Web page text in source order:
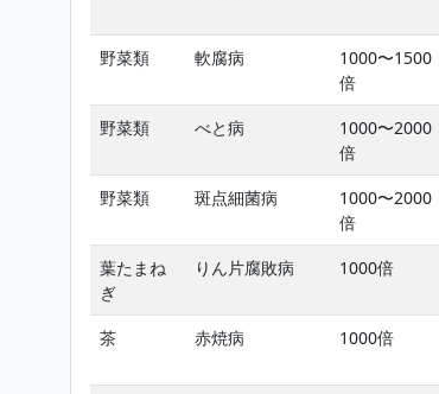
野菜類 軟腐病
1000〜1500
倍
野菜類 べと病
1000〜2000
倍
野菜類 斑点細菌病
1000〜2000
倍
葉たまね
ぎ
りん片腐敗病 1000倍
茶 赤焼病 1000倍